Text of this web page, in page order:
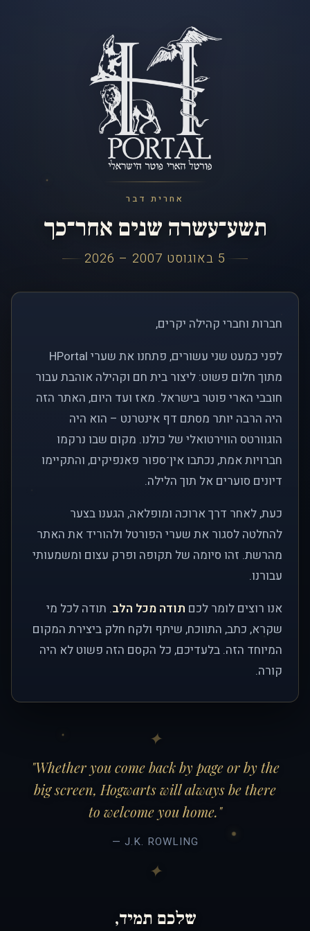
אחרית דבר
תשע־עשרה שנים אחר־כך
5 באוגוסט 2007 – 2026
חברות וחברי קהילה יקרים,
לפני כמעט שני עשורים, פתחנו את שערי HPortal
מתוך חלום פשוט: ליצור בית חם וקהילה אוהבת עבור
חובבי הארי פוטר בישראל. מאז ועד היום, האתר הזה
היה הרבה יותר מסתם דף אינטרנט – הוא היה
הוגוורטס הווירטואלי של כולנו. מקום שבו נרקמו
חברויות אמת, נכתבו אין־ספור פאנפיקים, והתקיימו
דיונים סוערים אל תוך הלילה.
כעת, לאחר דרך ארוכה ומופלאה, הגענו בצער
להחלטה לסגור את שערי הפורטל ולהוריד את האתר
מהרשת. זהו סיומה של תקופה ופרק עצום ומשמעותי
עבורנו.
אנו רוצים לומר לכם תודה מכל הלב. תודה לכל מי
שקרא, כתב, התווכח, שיתף ולקח חלק ביצירת המקום
המיוחד הזה. בלעדיכם, כל הקסם הזה פשוט לא היה
קורה.
"Whether you come back by page or by the
big screen, Hogwarts will always be there
to welcome you home."
— J.K. ROWLING
שלכם תמיד,